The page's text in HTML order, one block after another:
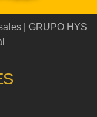
| GRUPO HYS